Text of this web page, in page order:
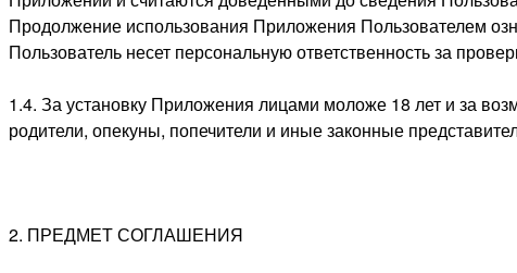
Продолжение использования Приложения Пользователем
Пользователь несет персональную ответственность за
1.4. За установку Приложения лицами моложе 18 лет и за
родители, опекуны, попечители и иные законные
2. ПРЕДМЕТ СОГЛАШЕНИЯ